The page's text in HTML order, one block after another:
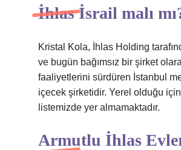
İhlas İsrail malı
Kristal Kola, İhlas Holding
ve bugün bağımsız bir şirket
faaliyetlerini sürdüren İstanbul
içecek şirketidir. Yerel olduğu
listemizde yer almamaktadır.
Armutlu İhlas